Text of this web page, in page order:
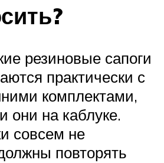
резиновые сапоги
практически с
комплектами,
они на каблуке.
совсем не
повторять